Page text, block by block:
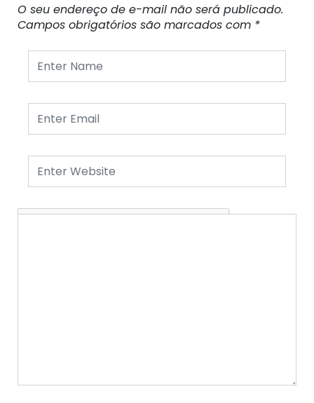
O seu endereço de e-mail não será publicado.
Campos obrigatórios são marcados com *